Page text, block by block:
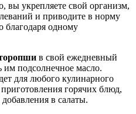
вы укрепляете свой организм,
и приводите в норму
благодаря одному
в свой ежедневный
подсолнечное масло.
для любого кулинарного
горячих блюд,
в салаты.